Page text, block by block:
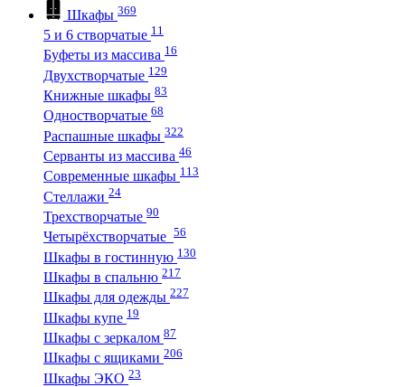
Шкафы 369
5 и 6 створчатые 11
Буфеты из массива 16
Двухстворчатые 129
Книжные шкафы 83
Одностворчатые 68
Распашные шкафы 322
Серванты из массива 46
Современные шкафы 113
Стеллажи 24
Трехстворчатые 90
Четырёхстворчатые 56
Шкафы в гостинную 130
Шкафы в спальню 217
Шкафы для одежды 227
Шкафы купе 19
Шкафы с зеркалом 87
Шкафы с ящиками 206
Шкафы ЭКО 23